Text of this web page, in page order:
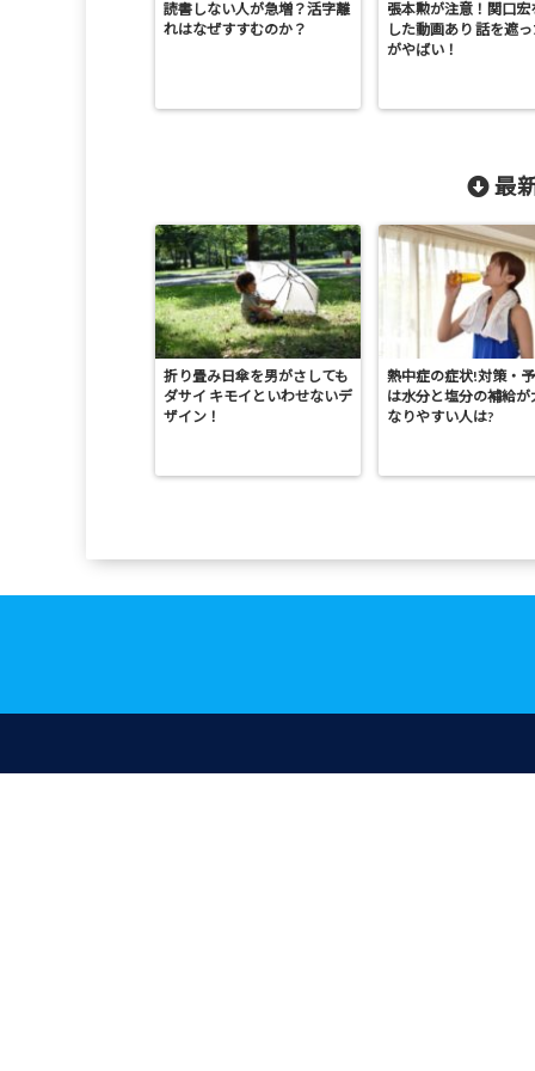
読書しない人が急増？活字離
れはなぜすすむのか？
張本勲が注意！関口宏
した動画あり 話を遮
がやばい！
最
折り畳み日傘を男がさしても
ダサイ キモイといわせないデ
ザイン！
熱中症の症状!対策・
は水分と塩分の補給が
なりやすい人は?